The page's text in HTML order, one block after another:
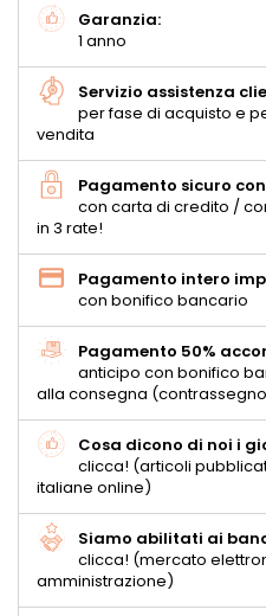
Garanzia:
1 anno
Servizio assistenza
per fase di acquisto e
vendita
Pagamento sicuro
con carta di credito /
in 3 rate!
Pagamento intero
con bonifico bancario
Pagamento 50%
anticipo con bonifico
alla consegna
Cosa dicono di noi i
clicca! (articoli
italiane online)
Siamo abilitati ai
clicca! (mercato
amministrazione)